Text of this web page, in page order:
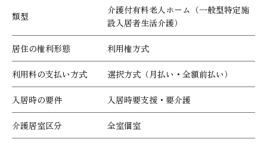
類型
介護付有料老人ホーム（一般型特定施
設入居者生活介護）
居住の権利形態 利用権方式
利用料の支払い方式 選択方式（月払い・全額前払い）
入居時の要件 入居時要支援・要介護
介護居室区分 全室個室